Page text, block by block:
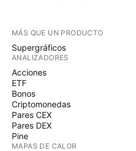
MÁS QUE UN PRODUCTO
Supergráficos
ANALIZADORES
Acciones
ETF
Bonos
Criptomonedas
Pares CEX
Pares DEX
Pine
MAPAS DE CALOR